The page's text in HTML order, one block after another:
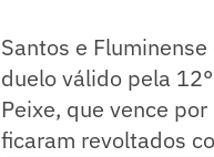
Santos e
duelo válido pela
Peixe, que vence
ficaram revoltados